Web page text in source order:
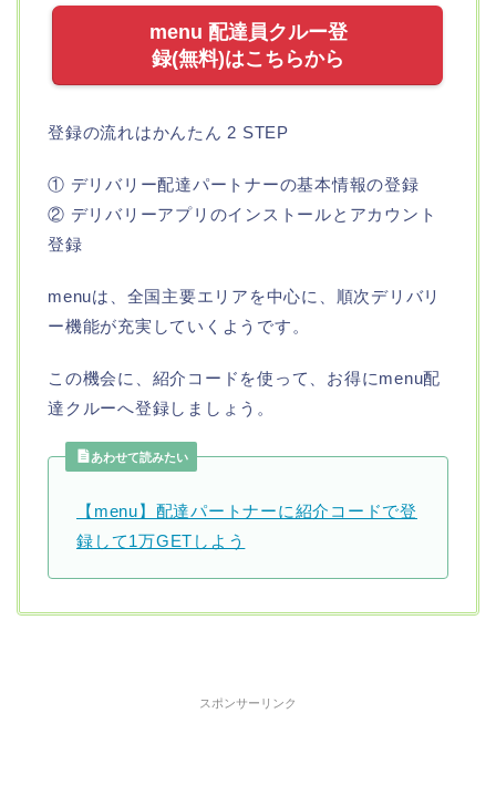
menu 配達員クルー登
録(無料)はこちらから
登録の流れはかんたん 2 STEP
① デリバリー配達パートナーの基本情報の登録
② デリバリーアプリのインストールとアカウント
登録
menuは、全国主要エリアを中心に、順次デリバリ
ー機能が充実していくようです。
この機会に、紹介コードを使って、お得にmenu配
達クルーへ登録しましょう。
あわせて読みたい
【menu】配達パートナーに紹介コードで登
録して1万GETしよう
スポンサーリンク